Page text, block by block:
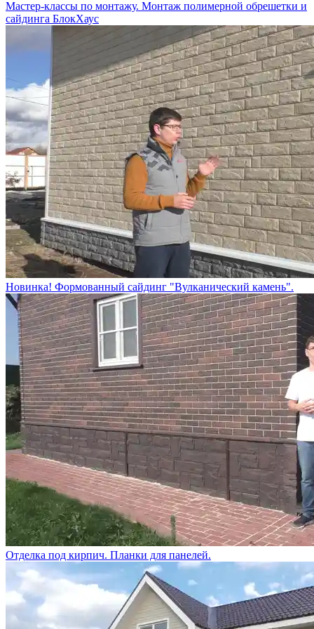
Мастер-классы по монтажу. Монтаж полимерной обрешетки и
сайдинга БлокХаус
Новинка! Формованный сайдинг "Вулканический камень".
Отделка под кирпич. Планки для панелей.